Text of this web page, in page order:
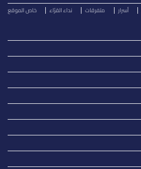
أسرار متفرقات نداء القرّاء خاص الموقع